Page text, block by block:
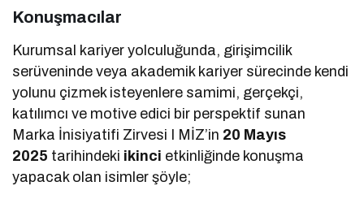
Konuşmacılar
Kurumsal kariyer yolculuğunda, girişimcilik
serüveninde veya akademik kariyer sürecinde kendi
yolunu çizmek isteyenlere samimi, gerçekçi,
katılımcı ve motive edici bir perspektif sunan
Marka İnisiyatifi Zirvesi I MİZ’in 20 Mayıs
2025 tarihindeki ikinci etkinliğinde konuşma
yapacak olan isimler şöyle;